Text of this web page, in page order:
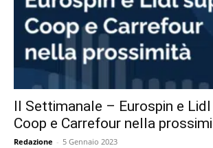
Il Settimanale – Eurospin e
Coop e Carrefour nella
Redazione - 5 Gennaio 2023